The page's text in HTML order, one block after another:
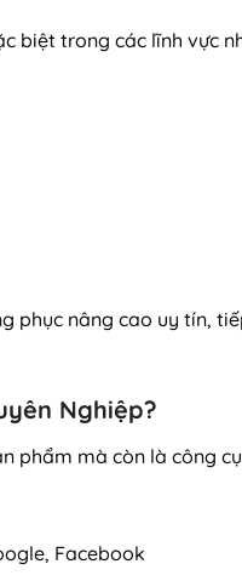
biệt trong các lĩnh vực
phục nâng cao uy tín,
Nghiệp?
phẩm mà còn là công
Facebook